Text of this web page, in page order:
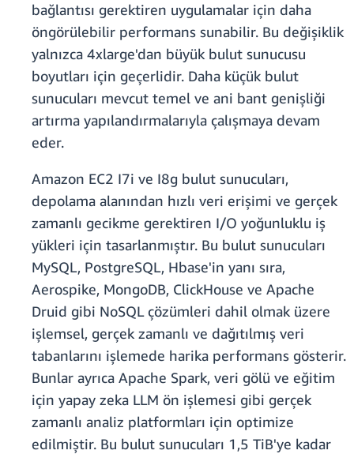
bağlantısı gerektiren uygulamalar için daha
öngörülebilir performans sunabilir. Bu değişiklik
yalnızca 4xlarge'dan büyük bulut sunucusu
boyutları için geçerlidir. Daha küçük bulut
sunucuları mevcut temel ve ani bant genişliği
artırma yapılandırmalarıyla çalışmaya devam
eder.
Amazon EC2 I7i ve I8g bulut sunucuları,
depolama alanından hızlı veri erişimi ve gerçek
zamanlı gecikme gerektiren I/O yoğunluklu iş
yükleri için tasarlanmıştır. Bu bulut sunucuları
MySQL, PostgreSQL, Hbase'in yanı sıra,
Aerospike, MongoDB, ClickHouse ve Apache
Druid gibi NoSQL çözümleri dahil olmak üzere
işlemsel, gerçek zamanlı ve dağıtılmış veri
tabanlarını işlemede harika performans gösterir.
Bunlar ayrıca Apache Spark, veri gölü ve eğitim
için yapay zeka LLM ön işlemesi gibi gerçek
zamanlı analiz platformları için optimize
edilmiştir. Bu bulut sunucuları 1,5 TiB'ye kadar